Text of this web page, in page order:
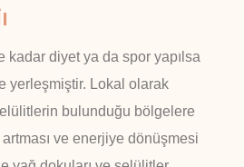
kadar diyet ya da spor yapılsa
yerleşmiştir. Lokal olarak
bulunduğu bölgelere
ve enerjiye dönüşmesi